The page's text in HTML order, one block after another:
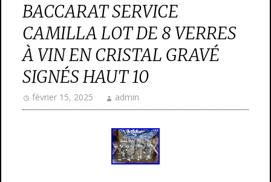
BACCARAT SERVICE
CAMILLA LOT DE 8 VERRES
À VIN EN CRISTAL GRAVÉ
SIGNÉS HAUT 10
février 15, 2025 admin